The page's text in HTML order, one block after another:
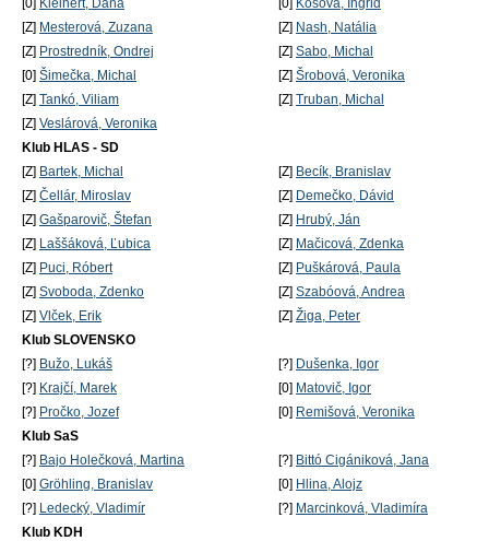
[0] Kleinert, Dana [0] Kosová, Ingrid
[Z] Mesterová, Zuzana [Z] Nash, Natália
[Z] Prostredník, Ondrej [Z] Sabo, Michal
[0] Šimečka, Michal [Z] Šrobová, Veronika
[Z] Tankó, Viliam [Z] Truban, Michal
[Z] Veslárová, Veronika
Klub HLAS - SD
[Z] Bartek, Michal [Z] Becík, Branislav
[Z] Čellár, Miroslav [Z] Demečko, Dávid
[Z] Gašparovič, Štefan [Z] Hrubý, Ján
[Z] Laššáková, Ľubica [Z] Mačicová, Zdenka
[Z] Puci, Róbert [Z] Puškárová, Paula
[Z] Svoboda, Zdenko [Z] Szabóová, Andrea
[Z] Vlček, Erik [Z] Žiga, Peter
Klub SLOVENSKO
[?] Bužo, Lukáš [?] Dušenka, Igor
[?] Krajčí, Marek [0] Matovič, Igor
[?] Pročko, Jozef [0] Remišová, Veronika
Klub SaS
[?] Bajo Holečková, Martina [?] Bittó Cigániková, Jana
[0] Gröhling, Branislav [0] Hlina, Alojz
[?] Ledecký, Vladimír [?] Marcinková, Vladimíra
Klub KDH